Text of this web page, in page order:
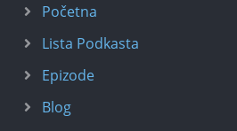
Početna
Lista Podkasta
Epizode
Blog